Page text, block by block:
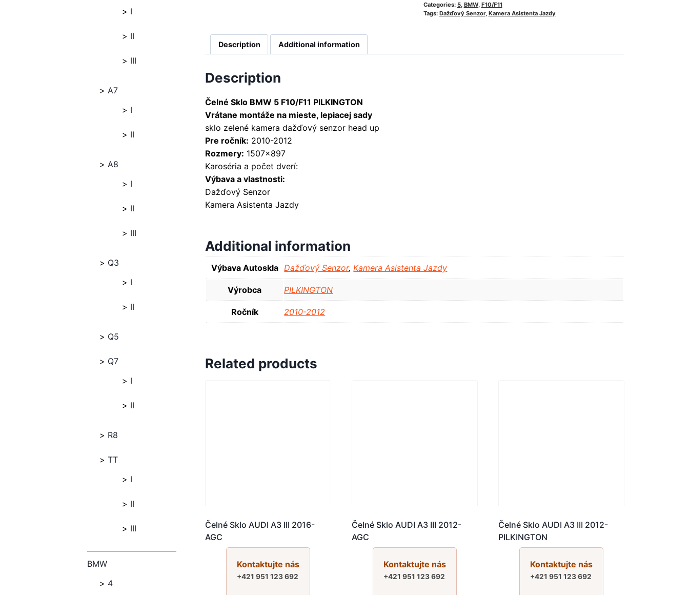
Categories: 5, BMW, F10/F11
Tags: Dažďový Senzor, Kamera Asistenta Jazdy
Description Additional information
Description
Čelné Sklo BMW 5 F10/F11 PILKINGTON
Vrátane montáže na mieste, lepiacej sady
sklo zelené kamera dažďový senzor head up
Pre ročník: 2010-2012
Rozmery: 1507×897
Karoséria a počet dverí:
Výbava a vlastnosti:
Dažďový Senzor
Kamera Asistenta Jazdy
Additional information
Výbava Autoskla Dažďový Senzor, Kamera Asistenta Jazdy
Výrobca PILKINGTON
Ročník 2010-2012
Related products
Čelné Sklo AUDI A3 III 2016-
AGC
Kontaktujte nás
+421 951 123 692
Čelné Sklo AUDI A3 III 2012-
AGC
Kontaktujte nás
+421 951 123 692
Čelné Sklo AUDI A3 III 2012-
PILKINGTON
Kontaktujte nás
+421 951 123 692
I
II
III
A7
I
II
A8
I
II
III
Q3
I
II
Q5
Q7
I
II
R8
TT
I
II
III
BMW
4